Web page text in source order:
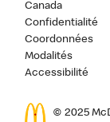
Canada
Confidentialité
Coordonnées
Modalités
Accessibilité
© 2025